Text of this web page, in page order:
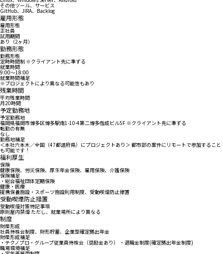
その他ツール、サービス
GitHub、JIRA、Backlog
雇用形態
雇用形態
正社員
試用期間
あり（2ヶ月）
勤務形態
勤務形態
定時時間制 ※クライアント先に準ずる
就業時間
9:00〜18:00
就業時間補足
※プロジェクトにより異なる可能性もあり
残業時間
平均残業時間
月20時間
予定勤務地
予定勤務地
福岡県福岡市博多区博多駅南1-10-4第二博多偕成ビル5F ※クライアント先に準ずる
転勤の有無
なし
勤務地補足
＜本社六本木／全国（47都道府県）にプロジェクトあり＞ 都市部の案件にリモートで参加すること
も可能です！
福利厚生
保険
健康保険、労災保険、厚生年金保険、雇用保険、介護保険
保険補足
・総合福祉団体定期保険
健康・医療
提携保養施設・スポーツ施設利用制度、受動喫煙防止措置
受動喫煙防止措置
受動喫煙対策特記事項
原則屋内禁煙 ただし、就業場所により異なる
制度
財産形成
社員持株会制度、財形貯蓄、企業型確定拠出年金
財産形成補足
・テクノプロ・グループ従業員持株会（奨励金あり） ・退職金制度(確定拠出年金制度)
職場環境補足